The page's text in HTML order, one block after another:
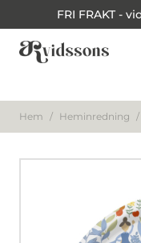
FRI FRAKT -
Hem / Heminredning /